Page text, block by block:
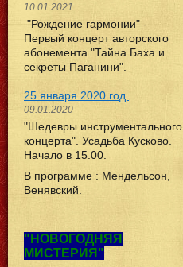
10.01.2021
"Рождение гармонии" -
Первый концерт авторского
абонемента "Тайна Баха и
секреты Паганини".
25 января 2020 год.
09.01.2020
"Шедевры инструментального
концерта". Усадьба Кусково.
Начало в 15.00.
В программе : Мендельсон,
Венявский.
"НОВОГОДНЯЯ
МИСТЕРИЯ"